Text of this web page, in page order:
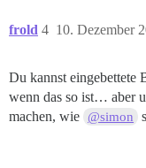
frold 10. Dezember
4
Du kannst eingebettete
wenn das so ist… aber
machen, wie @simon